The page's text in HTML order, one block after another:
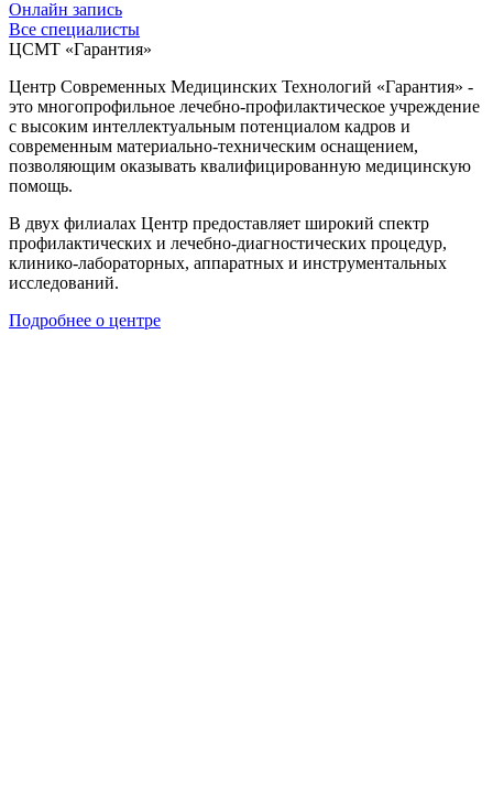
Онлайн запись
Все специалисты
ЦСМТ «Гарантия»
Центр Современных Медицинских Технологий «Гарантия» -
это многопрофильное лечебно-профилактическое учреждение
с высоким интеллектуальным потенциалом кадров и
современным материально-техническим оснащением,
позволяющим оказывать квалифицированную медицинскую
помощь.
В двух филиалах Центр предоставляет широкий спектр
профилактических и лечебно-диагностических процедур,
клинико-лабораторных, аппаратных и инструментальных
исследований.
Подробнее о центре